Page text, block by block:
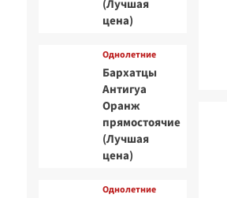
(Лучшая
цена)
Однолетние
Бархатцы
Антигуа
Оранж
прямостоячие
(Лучшая
цена)
Однолетние